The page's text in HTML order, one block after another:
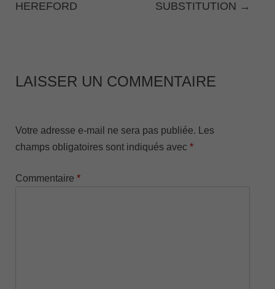
HEREFORD
SUBSTITUTION →
LAISSER UN COMMENTAIRE
Votre adresse e-mail ne sera pas publiée.
Les
champs obligatoires sont indiqués avec*
Commentaire*